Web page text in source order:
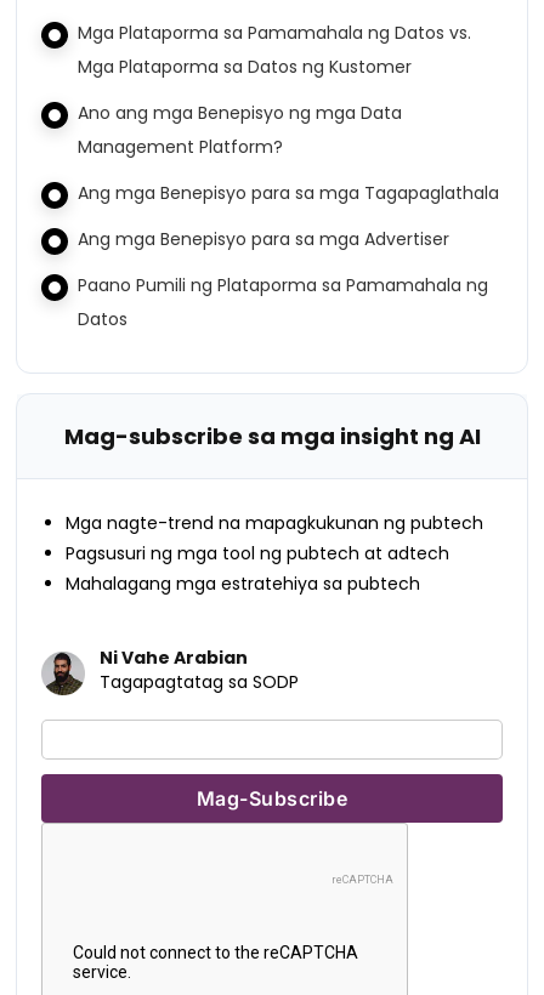
Mga Plataporma sa Pamamahala ng Datos vs.
Mga Plataporma sa Datos ng Kustomer
Ano ang mga Benepisyo ng mga Data
Management Platform?
Ang mga Benepisyo para sa mga Tagapaglathala
Ang mga Benepisyo para sa mga Advertiser
Paano Pumili ng Plataporma sa Pamamahala ng
Datos
Mag-subscribe sa mga insight ng AI
Mga nagte-trend na mapagkukunan ng pubtech
Pagsusuri ng mga tool ng pubtech at adtech
Mahalagang mga estratehiya sa pubtech
Ni Vahe Arabian
Tagapagtatag sa SODP